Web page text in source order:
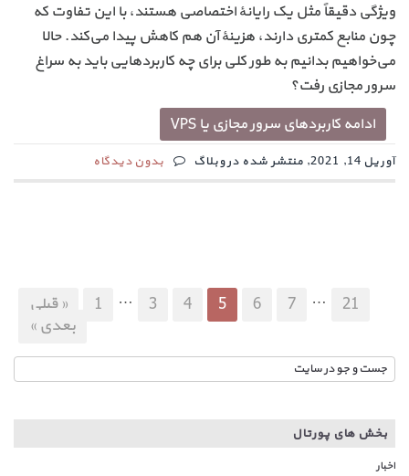
ویژگی دقیقاً مثل یک رایانهٔ اختصاصی هستند، با این تفاوت که
چون منابع کمتری دارند، هزینهٔ آن هم کاهش پیدا می‌کند. حالا
می‌خواهیم بدانیم به طور کلی برای چه کاربردهایی باید به سراغ
سرور مجازی رفت؟
ادامه کاربردهای سرور مجازی یا VPS
آوریل 14, 2021, منتشر شده در وبلاگ بدون دیدگاه
« قبلی 1 … 3 4 5 6 7 …
21
بعدی »
بخش های پورتال
اخبار